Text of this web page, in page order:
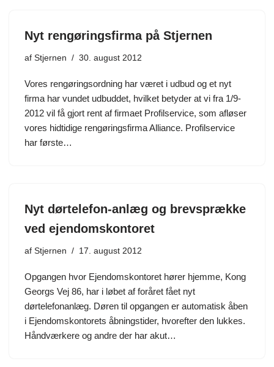
Nyt rengøringsfirma på Stjernen
af Stjernen 30. august 2012
Vores rengøringsordning har været i udbud og et nyt
firma har vundet udbuddet, hvilket betyder at vi fra 1/9-
2012 vil få gjort rent af firmaet Profilservice, som afløser
vores hidtidige rengøringsfirma Alliance. Profilservice
har første…
Nyt dørtelefon-anlæg og brevsprække
ved ejendomskontoret
af Stjernen 17. august 2012
Opgangen hvor Ejendomskontoret hører hjemme, Kong
Georgs Vej 86, har i løbet af foråret fået nyt
dørtelefonanlæg. Døren til opgangen er automatisk åben
i Ejendomskontorets åbningstider, hvorefter den lukkes.
Håndværkere og andre der har akut…